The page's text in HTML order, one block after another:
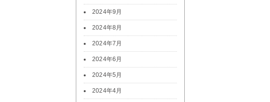
2024年9月
2024年8月
2024年7月
2024年6月
2024年5月
2024年4月